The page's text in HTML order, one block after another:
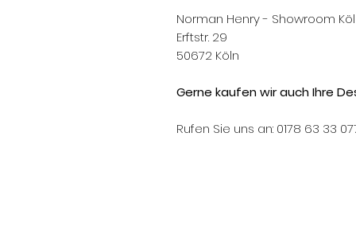
Norman Henry - Showroom
Erftstr. 29
50672 Köln
Gerne kaufen wir auch Ihre
Rufen Sie uns an: 0178 63 33